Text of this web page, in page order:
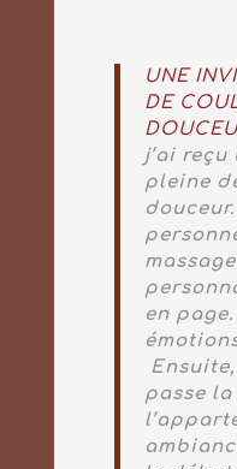
UNE
DE
j’ai
pleine
en
passe